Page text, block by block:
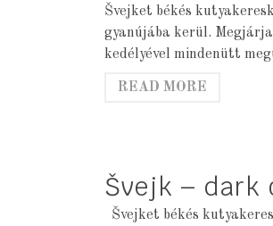
Švejket békés
gyanújába kerül.
kedélyével mindenütt
READ MORE
Švejk – dark
Švejket békés